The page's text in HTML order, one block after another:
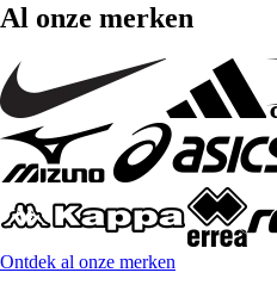
Al onze merken
Ontdek al onze merken